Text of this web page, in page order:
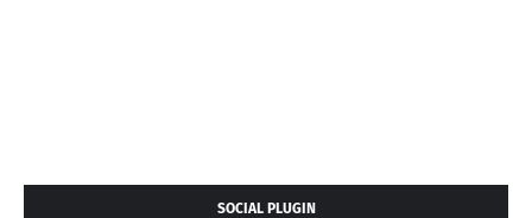
SOCIAL PLUGIN